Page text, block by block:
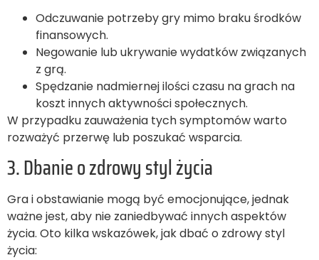
Odczuwanie potrzeby gry mimo braku środków
finansowych.
Negowanie lub ukrywanie wydatków związanych
z grą.
Spędzanie nadmiernej ilości czasu na grach na
koszt innych aktywności społecznych.
W przypadku zauważenia tych symptomów warto
rozważyć przerwę lub poszukać wsparcia.
3. Dbanie o zdrowy styl życia
Gra i obstawianie mogą być emocjonujące, jednak
ważne jest, aby nie zaniedbywać innych aspektów
życia. Oto kilka wskazówek, jak dbać o zdrowy styl
życia: